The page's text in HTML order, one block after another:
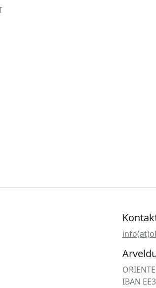
IBAN